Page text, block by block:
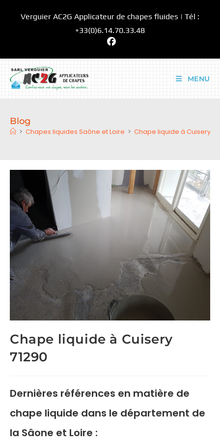
Verguier AC2G Applicateur de chapes fluides | Tél :
+33(0)6.14.70.33.48
MENU
Blog
> Chapes liquides Saône et Loire > Chape liquide à Cuisery
Chape liquide à Cuisery
71290
Dernières références en matière de
chape liquide dans le département de
la Sâone et Loire :